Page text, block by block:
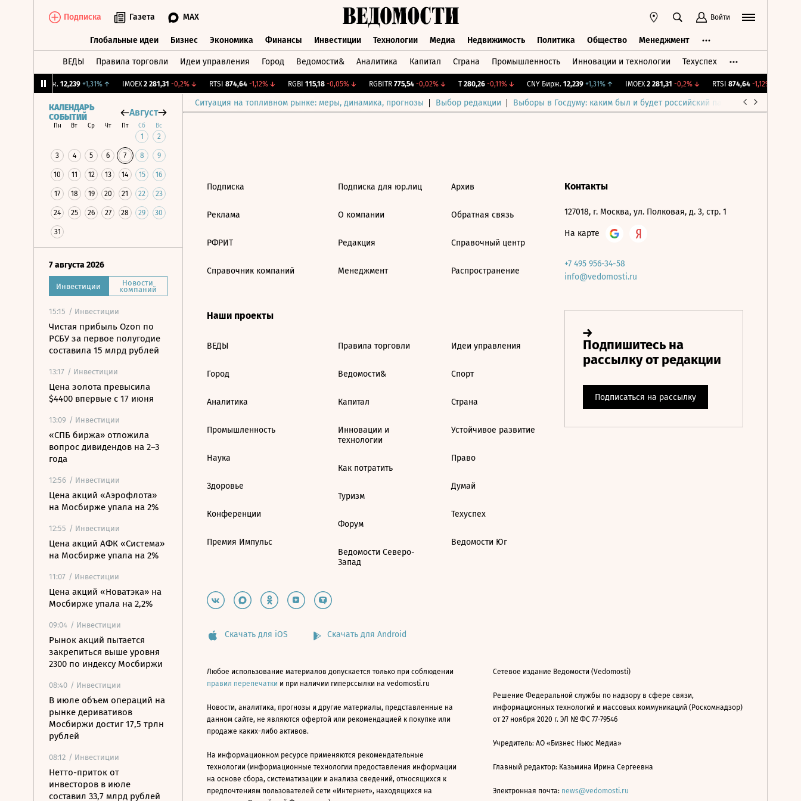
Подписка Газета MAX Войти
Глобальные идеи Бизнес Экономика Финансы Инвестиции Технологии Медиа Недвижимость Политика Общество Менеджмент
ВЕДЫ Правила торговли Идеи управления Город Ведомости& Аналитика Капитал Страна Промышленность Инновации и технологии Техуспех
CNY Бирж. 12,239 +1,31%↑ IMOEX 2 281,31 -0,2%↓ RTSI 874,64 -1,12%↓ RGBI 115,18 -0,05%↓ RGBITR 775,54 -0,02%↓ 280,26 -0,11%↓ CNY Бирж. 12,239 +1,31%↑ IMOEX 2 281,31 -0,2%↓ RTSI 874,64 -1,12%
Ситуация на топливном рынке: меры, динамика, прогнозы Выбор редакции Выборы в Госдуму: каким был и будет российский парламент
КАЛЕНДАРЬ
СОБЫТИЙ
Август
Пн Вт Ср Чт Пт Сб Вс
1 2
3 4 5 6 7 8 9
10 11 12 13 14 15 16
17 18 19 20 21 22 23
24 25 26 27 28 29 30
31
7 августа 2026
Инвестиции Новости
компаний
15:15 / Инвестиции
Чистая прибыль Ozon по
РСБУ за первое полугодие
составила 15 млрд рублей
13:17 / Инвестиции
Цена золота превысила
$4400 впервые с 17 июня
13:09 / Инвестиции
«СПБ биржа» отложила
вопрос дивидендов на 2–3
года
12:56 / Инвестиции
Цена акций «Аэрофлота»
на Мосбирже упала на 2%
12:55 / Инвестиции
Цена акций АФК «Система»
на Мосбирже упала на 2%
11:07 / Инвестиции
Цена акций «Новатэка» на
Мосбирже упала на 2,2%
09:04 / Инвестиции
Рынок акций пытается
закрепиться выше уровня
2300 по индексу Мосбиржи
08:40 / Инвестиции
В июле объем операций на
рынке деривативов
Мосбиржи достиг 17,5 трлн
рублей
08:12 / Инвестиции
Нетто-приток от
инвесторов в июле
составил 33,7 млрд рублей
Подписка
Реклама
РФРИТ
Справочник компаний
Подписка для юр.лиц
О компании
Редакция
Менеджмент
Архив
Обратная связь
Справочный центр
Распространение
Наши проекты
ВЕДЫ
Город
Аналитика
Промышленность
Наука
Здоровье
Конференции
Премия Импульс
Правила торговли
Ведомости&
Капитал
Инновации и
технологии
Как потратить
Туризм
Форум
Ведомости Северо-
Запад
Идеи управления
Спорт
Страна
Устойчивое развитие
Право
Думай
Техуспех
Ведомости Юг
Контакты
127018, г. Москва, ул. Полковая, д. 3, стр. 1
На карте
+7 495 956-34-58
info@vedomosti.ru
Скачать для iOS Скачать для Android
Любое использование материалов допускается только при соблюдении
правил перепечатки и при наличии гиперссылки на vedomosti.ru
Новости, аналитика, прогнозы и другие материалы, представленные на
данном сайте, не являются офертой или рекомендацией к покупке или
продаже каких-либо активов.
На информационном ресурсе применяются рекомендательные
технологии (информационные технологии предоставления информации
на основе сбора, систематизации и анализа сведений, относящихся к
предпочтениям пользователей сети «Интернет», находящихся на
Сетевое издание Ведомости (Vedomosti)
Решение Федеральной службы по надзору в сфере связи,
информационных технологий и массовых коммуникаций (Роскомнадзор)
от 27 ноября 2020 г. ЭЛ № ФС 77-79546
Учредитель: АО «Бизнес Ньюс Медиа»
Главный редактор: Казьмина Ирина Сергеевна
Электронная почта: news@vedomosti.ru